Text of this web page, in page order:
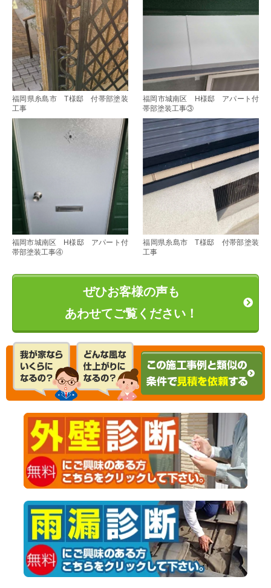
福岡県糸島市 T様邸 付帯部塗装
工事
福岡市城南区 H様邸 アパート付
帯部塗装工事③
福岡市城南区 H様邸 アパート付
帯部塗装工事④
福岡県糸島市 T様邸 付帯部塗装
工事
ぜひお客様の声も
あわせてご覧ください！